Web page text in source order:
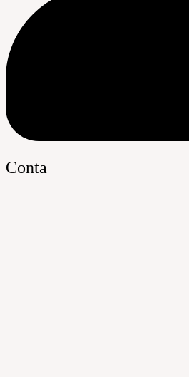
Conta